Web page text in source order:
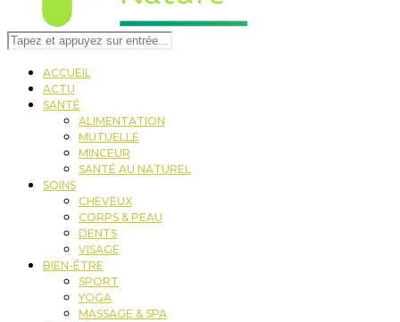
ACCUEIL
ACTU
SANTÉ
ALIMENTATION
MUTUELLE
MINCEUR
SANTÉ AU NATUREL
SOINS
CHEVEUX
CORPS & PEAU
DENTS
VISAGE
BIEN-ÊTRE
SPORT
YOGA
MASSAGE & SPA